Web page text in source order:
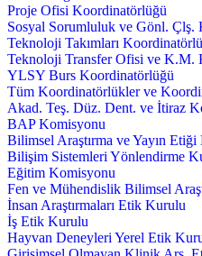
Proje Ofisi Koordinatörlüğü
Sosyal Sorumluluk ve Gönl. Çlş.
Teknoloji Takımları
Teknoloji Transfer Ofisi ve K.M.
YLSY Burs Koordinatörlüğü
Tüm Koordinatörlükler ve
Akad. Teş. Düz. Dent. ve İtiraz
BAP Komisyonu
Bilimsel Araştırma ve Yayın
Bilişim Sistemleri Yönlendirme
Eğitim Komisyonu
Fen ve Mühendislik Bilimsel
İnsan Araştırmaları Etik Kurulu
İş Etik Kurulu
Hayvan Deneyleri Yerel Etik